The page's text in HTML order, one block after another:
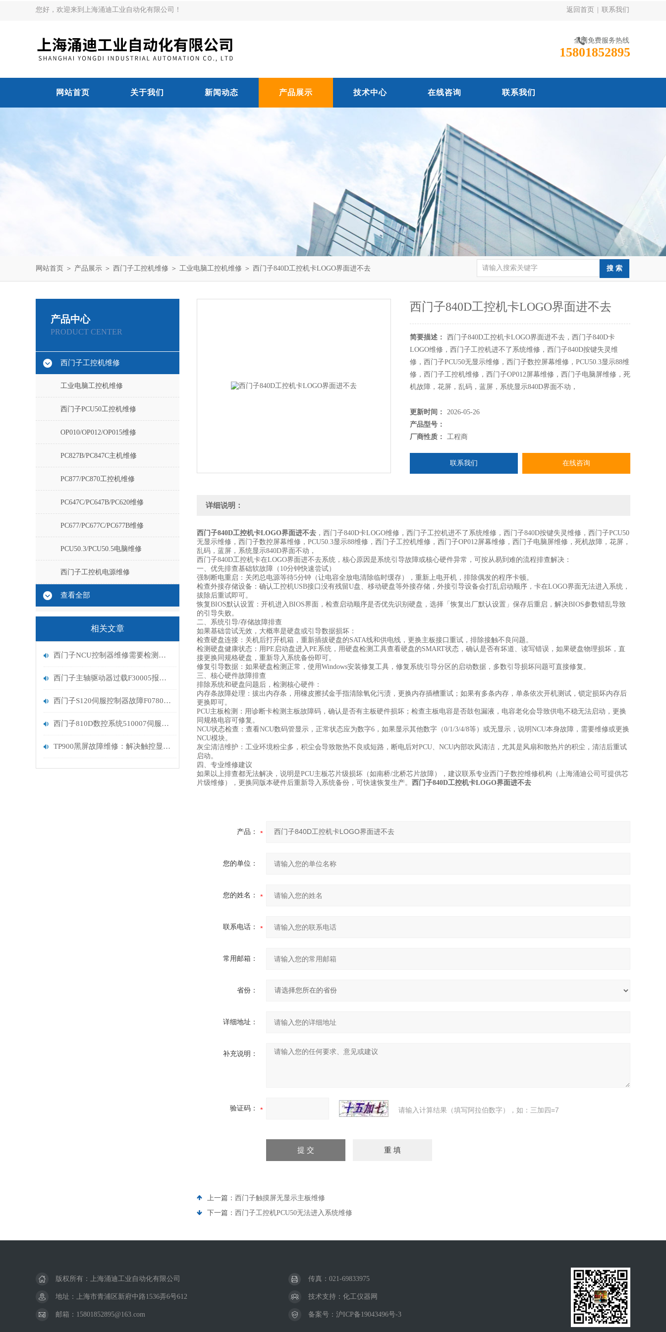
您好，欢迎来到上海涌迪工业自动化有限公司！ 返回首页 联系我们
全国免费服务热线
15801852895
网站首页 关于我们 新闻动态 产品展示 技术中心 在线咨询 联系我们
网站首页 ＞ 产品展示 ＞ 西门子工控机维修 ＞ 工业电脑工控机维修 ＞ 西门子840D工控机卡LOGO界面进不去
产品中心
PRODUCT CENTER
西门子工控机维修
工业电脑工控机维修
西门子PCU50工控机维修
OP010/OP012/OP015维修
PC827B/PC847C主机维修
PC877/PC870工控机维修
PC647C/PC647B/PC620维修
PC677/PC677C/PC677B维修
PCU50.3/PCU50.5电脑维修
西门子工控机电源维修
查看全部
相关文章
西门子NCU控制器维修需要检测哪些
西门子主轴驱动器过载F30005报警解决修复
西门子S120伺服控制器故障F07807报警解决维修
西门子810D数控系统510007伺服驱动器过热
TP900黑屏故障维修：解决触控显示设备的常见问题
西门子840D工控机卡LOGO界面进不去
简要描述：
西门子840D工控机卡LOGO界面进不去，西门子840D卡
LOGO维修，西门子工控机进不了系统维修，西门子840D按键失灵维
修，西门子PCU50无显示维修，西门子数控屏幕维修，PCU50.3显示88维
修，西门子工控机维修，西门子OP012屏幕维修，西门子电脑屏维修，死
机故障，花屏，乱码，蓝屏，系统显示840D界面不动，
更新时间：
2026-05-26
产品型号：
厂商性质：
工程商
联系我们 在线咨询
详细说明：
西门子840D工控机卡LOGO界面进不去 ，西门子840D卡LOGO维修，西门子工控机进不了系统维修，西门子840D按键失灵维修，西门子PCU50
无显示维修，西门子数控屏幕维修，PCU50.3显示88维修，西门子工控机维修，西门子OP012屏幕维修，西门子电脑屏维修，死机故障，花屏，
乱码，蓝屏，系统显示840D界面不动，
西门子840D工控机卡在LOGO界面进不去系统，核心原因是系统引导故障或核心硬件异常‌，可按从易到难的流程排查解决：
一、优先排查基础软故障（10分钟快速尝试）
强制断电重启‌：关闭总电源等待5分钟（让电容全放电清除临时缓存），重新上电开机，排除偶发的程序卡顿。
检查外接存储设备‌：确认工控机USB接口没有残留U盘、移动硬盘等外接存储，外接引导设备会打乱启动顺序，卡在LOGO界面无法进入系统，
拔除后重试即可。
恢复BIOS默认设置‌：开机进入BIOS界面，检查启动顺序是否优先识别硬盘，选择「恢复出厂默认设置」保存后重启，解决BIOS参数错乱导致
的引导失败。
二、系统引导/存储故障排查
如果基础尝试无效，大概率是硬盘或引导数据损坏：
检查硬盘连接‌：关机后打开机箱，重新插拔硬盘的SATA线和供电线，更换主板接口重试，排除接触不良问题。
检测硬盘健康状态‌：用PE启动盘进入PE系统，用硬盘检测工具查看硬盘的SMART状态，确认是否有坏道、读写错误，如果硬盘物理损坏，直
接更换同规格硬盘，重新导入系统备份即可。
修复引导数据‌：如果硬盘检测正常，使用Windows安装修复工具，修复系统引导分区的启动数据，多数引导损坏问题可直接修复。
三、核心硬件故障排查
排除系统和硬盘问题后，检测核心硬件：
内存条故障处理‌：拔出内存条，用橡皮擦拭金手指清除氧化污渍，更换内存插槽重试；如果有多条内存，单条依次开机测试，锁定损坏内存后
更换即可。
PCU主板检测‌：用诊断卡检测主板故障码，确认是否有主板硬件损坏；检查主板电容是否鼓包漏液，电容老化会导致供电不稳无法启动，更换
同规格电容可修复。
NCU状态检查‌：查看NCU数码管显示，正常状态应为‌数字6‌，如果显示其他数字（0/1/3/4/8等）或无显示，说明NCU本身故障，需要维修或更换
NCU模块。
灰尘清洁维护‌：工业环境粉尘多，积尘会导致散热不良或短路，断电后对PCU、NCU内部吹风清洁，尤其是风扇和散热片的积尘，清洁后重试
启动。
四、专业维修建议
如果以上排查都无法解决，说明是PCU主板芯片级损坏（如南桥/北桥芯片故障），建议联系专业西门子数控维修机构（上海涌迪公司可提供芯
片级维修），更换同版本硬件后重新导入系统备份，可快速恢复生产。 西门子840D工控机卡LOGO界面进不去
产品：
您的单位：
您的姓名：
联系电话：
常用邮箱：
省份：
详细地址：
补充说明：
验证码： 请输入计算结果（填写阿拉伯数字），如：三加四=7
上一篇： 西门子触摸屏无显示主板维修
下一篇： 西门子工控机PCU50无法进入系统维修
版权所有：上海涌迪工业自动化有限公司 传真：021-69833975
地址：上海市青浦区新府中路1536弄6号612 技术支持： 化工仪器网
邮箱：15801852895@163.com 备案号： 沪ICP备19043496号-3